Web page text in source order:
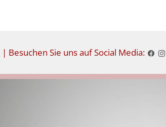
| Besuchen Sie uns auf Social Media: